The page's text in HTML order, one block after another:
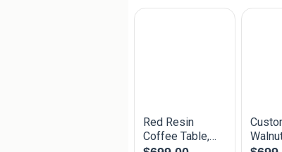
Industrieel suar interieur